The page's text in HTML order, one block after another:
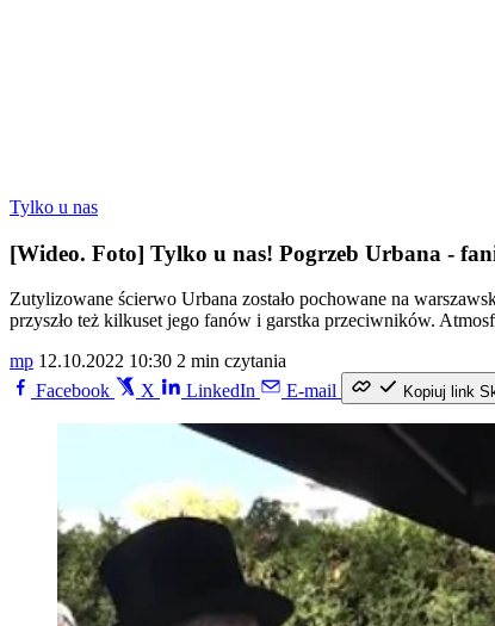
Tylko u nas
[Wideo. Foto] Tylko u nas! Pogrzeb Urbana -
Zutylizowane ścierwo Urbana zostało pochowane na
przyszło też kilkuset jego fanów i garstka przeciwników.
mp 12.10.2022 10:30 2 min czytania
Facebook
X LinkedIn E-mail Kopiuj link